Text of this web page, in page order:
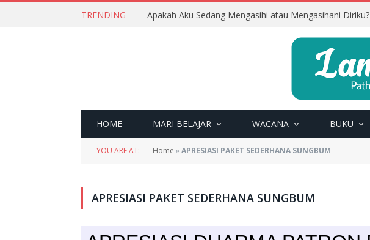
TRENDING Apakah Aku Sedang Mengasihi atau Mengasihani Diriku?
HOME MARI BELAJAR WACANA BUKU
YOU ARE AT: Home »APRESIASI PAKET SEDERHANA SUNGBUM
APRESIASI PAKET SEDERHANA SUNGBUM